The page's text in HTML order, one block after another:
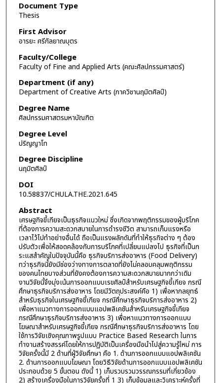
Document Type
Thesis
First Advisor
อารยะ ศรีกัลยาณบุตร
Faculty/College
Faculty of Fine and Applied Arts (คณะศิลปกรรมศาสตร์)
Department (if any)
Department of Creative Arts (ภาควิชานฤมิตศิลป์)
Degree Name
ศิลปกรรมศาสตรมหาบัณฑิต
Degree Level
ปริญญาโท
Degree Discipline
นฤมิตศิลป์
DOI
10.58837/CHULA.THE.2021.645
Abstract
เศรษฐกิจขี้เกียจเป็นธุรกิจแนวใหม่ ซึ่งเกิดจากพฤติกรรมของผู้บริโภค
ที่ต้องการความสะดวกสบายในการดำรงชีวิต สามารถเก็บแรงหรือ
เวลาไว้ไปทำอย่างอื่นได้ ถือเป็นแรงผลักดันที่ทำให้ธุรกิจต่าง ๆ ต้อง
ปรับตัวเพื่อให้สอดคล้องกับการบริโภคที่เปลี่ยนแปลงไป ธุรกิจที่เป็นก
ระแสสำคัญในปัจจุบันนี้คือ ธุรกิจบริการส่งอาหาร (Food Delivery)
ทว่าธุรกิจนี้ยังมีช่องว่างทางการตลาดที่ยังไม่คลอบคลุมพฤติกรรม
ของคนไทยบางส่วนที่ยังคงต้องการความสะดวกสบายมากกว่าเดิม
งานวิจัยนี้จึงมุ่งเน้นการออกแบบเรขศิลป์สำหรับเศรษฐกิจขี้เกียจ กรณี
ศึกษาธุรกิจบริการส่งอาหาร โดยมีวัตถุประสงค์คือ 1) เพื่อหากลยุทธ์
สำหรับธุรกิจในเศรษฐกิจขี้เกียจ กรณีศึกษาธุรกิจบริการส่งอาหาร 2)
เพื่อหาแนวทางการออกแบบแอปพลิเคชันสำหรับเศรษฐกิจขี้เกียจ
กรณีศึกษาธุรกิจบริการส่งอาหาร 3) เพื่อหาแนวทางการออกแบบ
โฆษณาสำหรับเศรษฐกิจขี้เกียจ กรณีศึกษาธุรกิจบริการส่งอาหาร โดย
ใช้การวิจัยเชิงคุณภาพรูปแบบ Practice Based Research ในการ
ทำงานสร้างสรรค์โดยให้การปฏิบัติเป็นเครื่องมือนำไปสู่ความรู้ใหม่ การ
วิจัยครั้งนี้มี 2 ด้านที่ผู้วิจัยศึกษา คือ 1. ด้านการออกแบบแอปพลิเคชัน
2. ด้านการออกแบบโฆษณา โดยวิธีวิจัยด้านการออกแบบแอปพลิเคชัน
ประกอบด้วย 5 ขั้นตอน ดังนี้ 1) เก็บรวบรวมวรรณกรรมที่เกี่ยวข้อง
2) สร้างเครื่องมือในการวิจัยครั้งที่ 1 3) เก็บข้อมูลและวิเคราะห์ครั้งที่